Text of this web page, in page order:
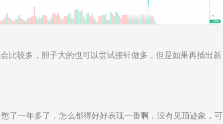
比较多，胆子大的也可以尝试接针做多，但是如果再插出新
了一年多了，怎么都得好好表现一番啊，没有见顶迹象，可